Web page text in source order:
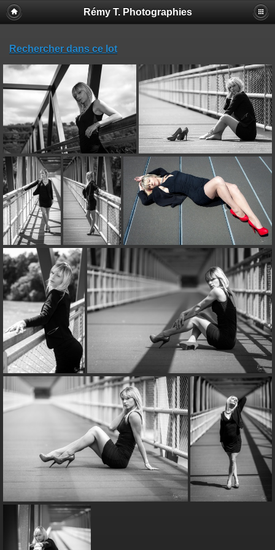
Rémy T. Photographies
Rechercher dans ce lot